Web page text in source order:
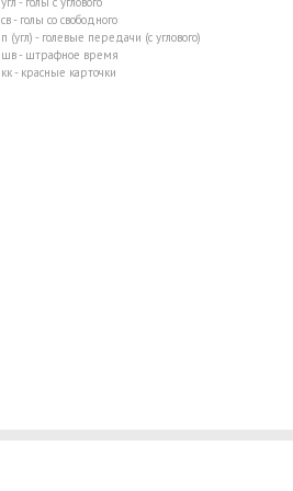
св - голы со свободного
п (угл) - голевые передачи (с углового)
шв - штрафное время
кк - красные карточки